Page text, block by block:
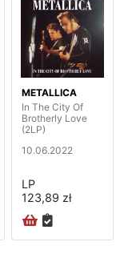
METALLICA
In The City Of
Brotherly Love
(2LP)
10.06.2022
LP
123,89 zł